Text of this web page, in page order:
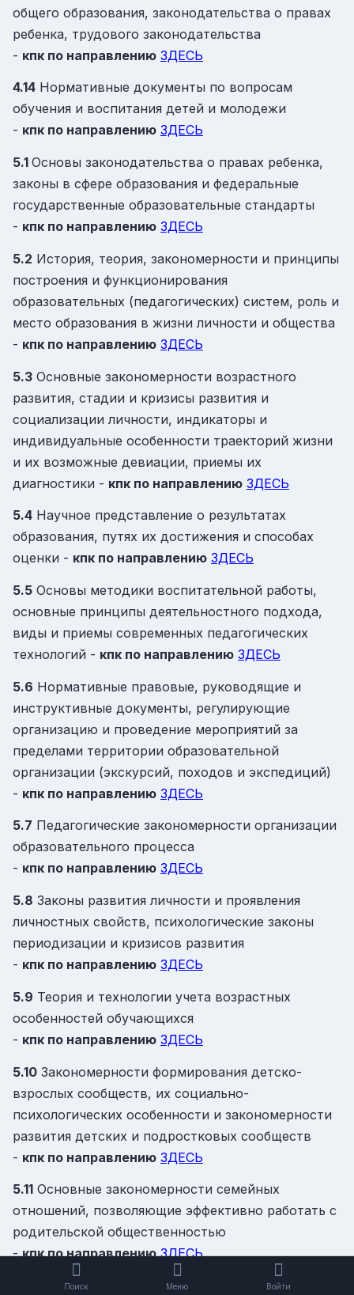
общего образования, законодательства о правах
ребенка, трудового законодательства
- кпк по направлению ЗДЕСЬ
4.14 Нормативные документы по вопросам
обучения и воспитания детей и молодежи
- кпк по направлению ЗДЕСЬ
5.1 Основы законодательства о правах ребенка,
законы в сфере образования и федеральные
государственные образовательные стандарты
- кпк по направлению ЗДЕСЬ
5.2 История, теория, закономерности и принципы
построения и функционирования
образовательных (педагогических) систем, роль и
место образования в жизни личности и общества
- кпк по направлению ЗДЕСЬ
5.3 Основные закономерности возрастного
развития, стадии и кризисы развития и
социализации личности, индикаторы и
индивидуальные особенности траекторий жизни
и их возможные девиации, приемы их
диагностики - кпк по направлению ЗДЕСЬ
5.4 Научное представление о результатах
образования, путях их достижения и способах
оценки - кпк по направлению ЗДЕСЬ
5.5 Основы методики воспитательной работы,
основные принципы деятельностного подхода,
виды и приемы современных педагогических
технологий - кпк по направлению ЗДЕСЬ
5.6 Нормативные правовые, руководящие и
инструктивные документы, регулирующие
организацию и проведение мероприятий за
пределами территории образовательной
организации (экскурсий, походов и экспедиций)
- кпк по направлению ЗДЕСЬ
5.7 Педагогические закономерности организации
образовательного процесса
- кпк по направлению ЗДЕСЬ
5.8 Законы развития личности и проявления
личностных свойств, психологические законы
периодизации и кризисов развития
- кпк по направлению ЗДЕСЬ
5.9 Теория и технологии учета возрастных
особенностей обучающихся
- кпк по направлению ЗДЕСЬ
5.10 Закономерности формирования детско-
взрослых сообществ, их социально-
психологических особенности и закономерности
развития детских и подростковых сообществ
- кпк по направлению ЗДЕСЬ
5.11 Основные закономерности семейных
отношений, позволяющие эффективно работать с
родительской общественностью
-кпкпо направлению ЗДЕСЬ
Основы психодиагностики и основные
Поиск Меню Войти